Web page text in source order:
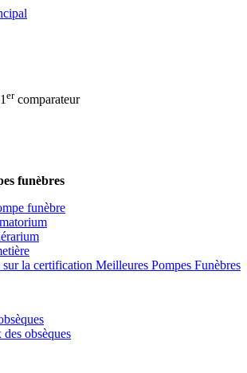
1 ercomparateur
funèbres
funèbre
la certification Meilleures Pompes Funèbres
obsèques